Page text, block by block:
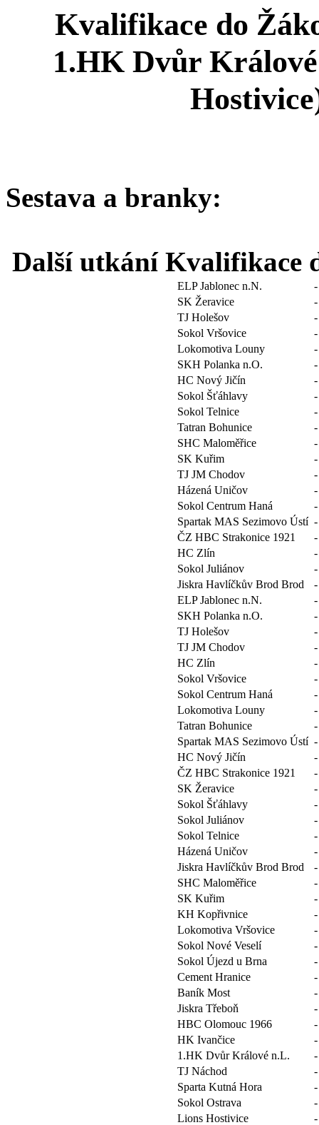
Kvalifikace do
1.HK Dvůr
Sestava a branky:
Další utkání Kvalifikace
ELP Jablonec n.N.
SK Žeravice
TJ Holešov
Sokol Vršovice
Lokomotiva Louny
SKH Polanka n.O.
HC Nový Jičín
Sokol Šťáhlavy
Sokol Telnice
Tatran Bohunice
SHC Maloměřice
SK Kuřim
TJ JM Chodov
Házená Uničov
Sokol Centrum Haná
Spartak MAS Sezimovo Ústí
ČZ HBC Strakonice 1921
HC Zlín
Sokol Juliánov
Jiskra Havlíčkův Brod Brod
ELP Jablonec n.N.
SKH Polanka n.O.
TJ Holešov
TJ JM Chodov
HC Zlín
Sokol Vršovice
Sokol Centrum Haná
Lokomotiva Louny
Tatran Bohunice
Spartak MAS Sezimovo Ústí
HC Nový Jičín
ČZ HBC Strakonice 1921
SK Žeravice
Sokol Šťáhlavy
Sokol Juliánov
Sokol Telnice
Házená Uničov
Jiskra Havlíčkův Brod Brod
SHC Maloměřice
SK Kuřim
KH Kopřivnice
Lokomotiva Vršovice
Sokol Nové Veselí
Sokol Újezd u Brna
Cement Hranice
Baník Most
Jiskra Třeboň
HBC Olomouc 1966
HK Ivančice
1.HK Dvůr Králové n.L.
TJ Náchod
Sparta Kutná Hora
Sokol Ostrava
Lions Hostivice